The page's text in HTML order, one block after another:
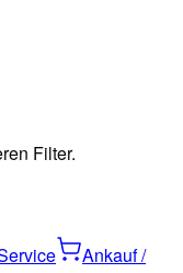
Filter.
Ankauf /